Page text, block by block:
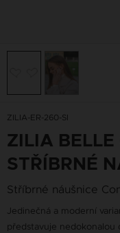
ZILIA-ER-260-SI
ZILIA BELLE
STŘÍBRNÉ
Stříbrné náušnice
Jedinečná a moderní
představuje nedokonalou